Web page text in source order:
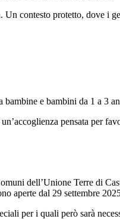
contesto protetto, dove i
e bambini da 1 a 3
pensata per
dell’Unione Terre di
aperte dal 29 settembre
per i quali però sarà